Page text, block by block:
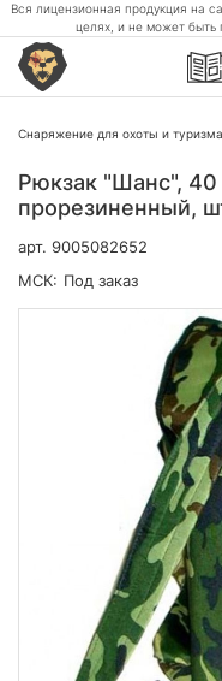
Вся лицензионная продукция на
целях, и не может быть
Снаряжение для охоты и туризма
Рюкзак "Шанс",
прорезиненный,
арт. 9005082652
МСК: Под заказ